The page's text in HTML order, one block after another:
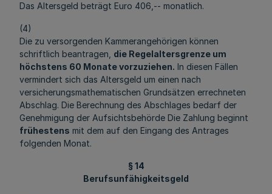
Das Altersgeld beträgt Euro 406,-- monatlich.
(4)
Die zu versorgenden Kammerangehörigen können
schriftlich beantragen, die Regelaltersgrenze um
höchstens 60 Monate vorzuziehen. In diesen Fällen
vermindert sich das Altersgeld um einen nach
versicherungsmathematischen Grundsätzen errechneten
Abschlag. Die Berechnung des Abschlages bedarf der
Genehmigung der Aufsichtsbehörde Die Zahlung beginnt
frühestens mit dem auf den Eingang des Antrages
folgenden Monat.
§ 14
Berufsunfähigkeitsgeld